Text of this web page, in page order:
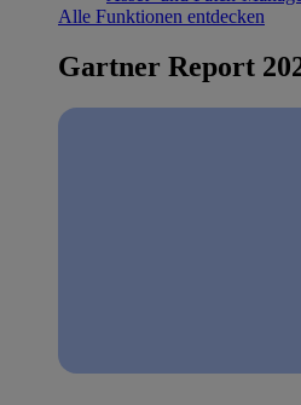
Alle Funktionen entdecken
Gartner Report